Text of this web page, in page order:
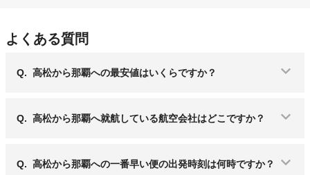
よくある質問
Q. 高松から那覇への最安値はいくらですか？
Q. 高松から那覇へ就航している航空会社はどこですか？
Q. 高松から那覇への一番早い便の出発時刻は何時ですか？